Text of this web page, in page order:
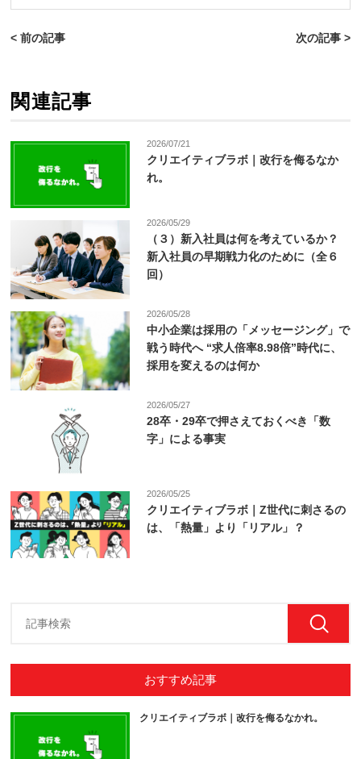
< 前の記事 次の記事 >
関連記事
2026/07/21
クリエイティブラボ｜改行を侮るなか
れ。
2026/05/29
（３）新入社員は何を考えているか？
新入社員の早期戦力化のために（全６
回）
2026/05/28
中小企業は採用の「メッセージング」で
戦う時代へ “求人倍率8.98倍”時代に、
採用を変えるのは何か
2026/05/27
28卒・29卒で押さえておくべき「数
字」による事実
2026/05/25
クリエイティブラボ｜Z世代に刺さるの
は、「熱量」より「リアル」？
おすすめ記事
クリエイティブラボ｜改行を侮るなかれ。